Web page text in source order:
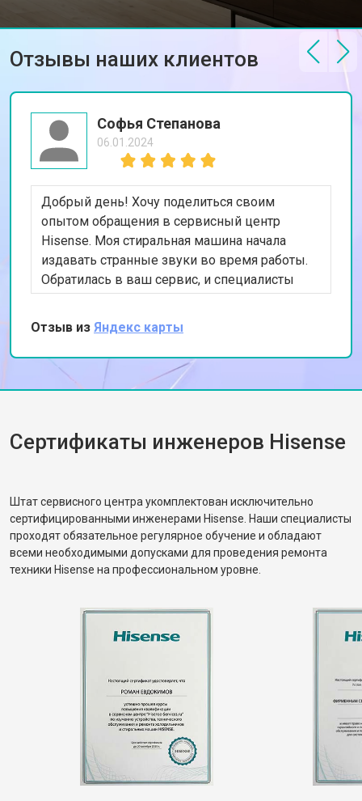
Отзывы наших клиентов
Софья Степанова
06.01.2024
Добрый день! Хочу поделиться своим
опытом обращения в сервисный центр
Hisense. Моя стиральная машина начала
издавать странные звуки во время работы.
Обратилась в ваш сервис, и специалисты
быстро выявили проблему с подшипниками.
После их замены машина стала работать тихо
и эффективно. Очень довольна качеством
обслуживания и скоростью выполнения
работы. Спасибо за вашу помощь!
Отзыв из Яндекс карты
Сертификаты инженеров Hisense
Штат сервисного центра укомплектован исключительно
сертифицированными инженерами Hisense. Наши специалисты
проходят обязательное регулярное обучение и обладают
всеми необходимыми допусками для проведения ремонта
техники Hisense на профессиональном уровне.